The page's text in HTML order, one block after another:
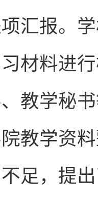
汇报。
材料进
教学秘
教学资
足，提